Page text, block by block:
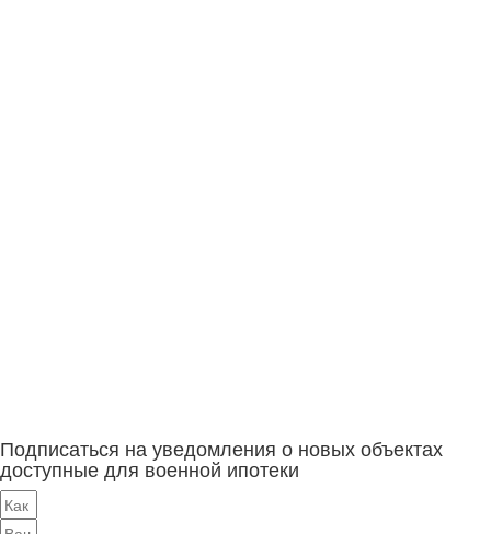
Подписаться на уведомления о новых объектах
доступные для военной ипотеки